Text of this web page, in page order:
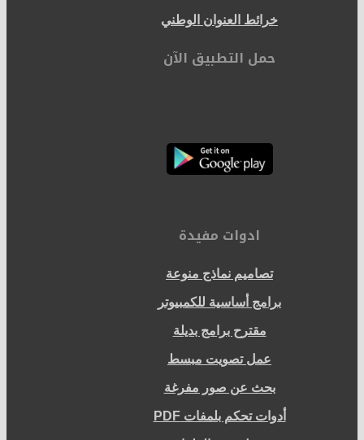
خرائط العنوان الوطني
حمل التطبيق الآن
ادوات مفيدة
تصاميم نماذج منوعة
برامج أساسية للكمبيوتر
مقترح برامج بديلة
عمل تصويت مبسط
بحث عن صور مفرغة
أدوات تحكم بلمفات PDF